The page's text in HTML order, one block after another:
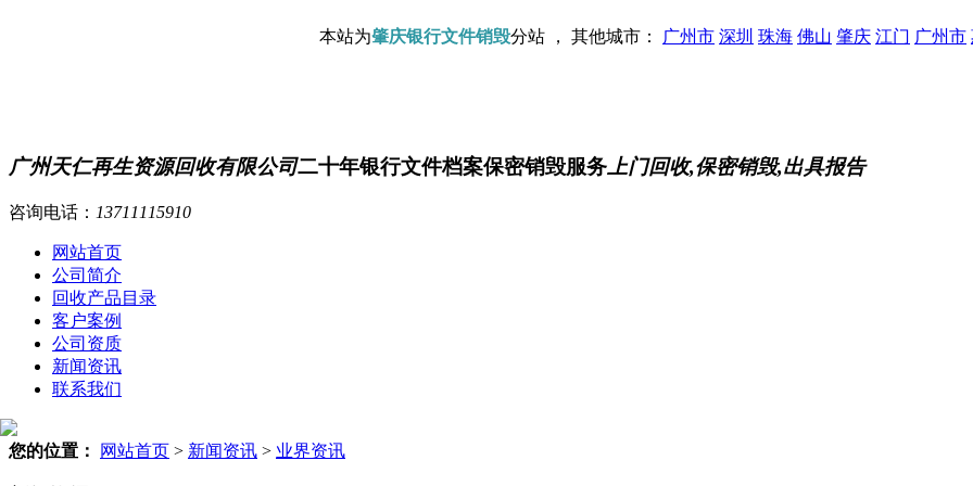
本站为肇庆银行文件销毁分站 ， 其他城市： 广州市 深圳 珠海 佛山 肇庆 江门 广州市
广州天仁再生资源回收有限公司二十年银行文件档案保密销毁服务 上门回收,保密销毁,出具报告
咨询电话： 13711115910
网站首页
公司简介
回收产品目录
客户案例
公司资质
新闻资讯
联系我们
您的位置： 网站首页 > 新闻资讯 > 业界资讯